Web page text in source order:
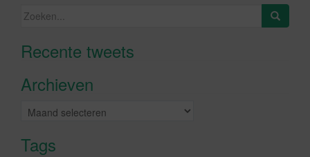
Zoeken
Recente tweetsKlik om marketing cookies te
Archieven
Archieven
Tags